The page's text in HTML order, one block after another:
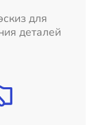
для
деталей